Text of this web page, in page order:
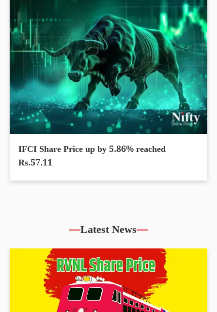
IFCI Share Price up by 5.86% reached
Rs.57.11
Latest News